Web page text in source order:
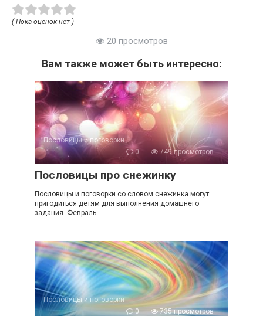
( Пока оценок нет )
20 просмотров
Вам также может быть интересно:
Пословицы и поговорки
0
749 просмотров
Пословицы про снежинку
Пословицы и поговорки со словом снежинка могут
пригодиться детям для выполнения домашнего
задания. Февраль
Пословицы и поговорки
0
735 просмотров